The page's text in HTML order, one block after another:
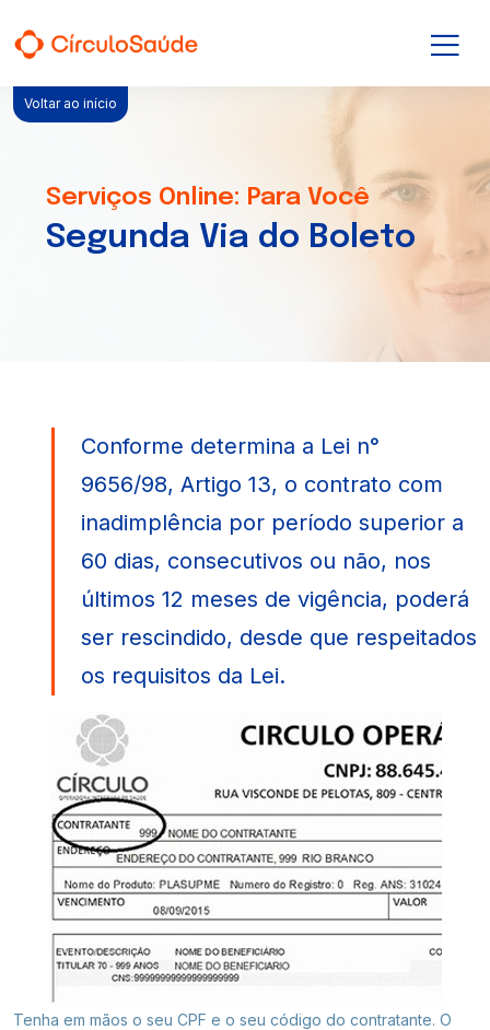
Guia Médico
Voltar ao início
Serviços Online: Para Você
Segunda Via do Boleto
Conforme determina a Lei n°
9656/98, Artigo 13, o contrato com
inadimplência por período superior a
60 dias, consecutivos ou não, nos
últimos 12 meses de vigência, poderá
ser rescindido, desde que respeitados
os requisitos da Lei.
Tenha em mãos o seu CPF e o seu código do contratante. O
Seja um cliente
Círculo Saúde
Planos Odontológicos
Completo para você, essencial para sua saúde. O Círculo
oferece os melhores planos empresariais!
Planos para empresas